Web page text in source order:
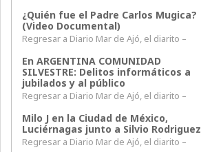
¿Quién fue el Padre Carlos Mugica?
(Video Documental)
Regresar a Diario Mar de Ajó, el diarito –
En ARGENTINA COMUNIDAD
SILVESTRE: Delitos informáticos a
jubilados y al público
Regresar a Diario Mar de Ajó, el diarito –
Milo J en la Ciudad de México,
Luciérnagas junto a Silvio Rodriguez
Regresar a Diario Mar de Ajó, el diarito –